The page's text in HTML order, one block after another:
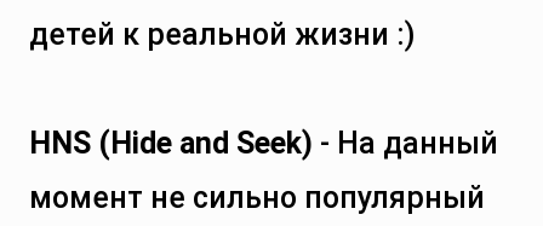
детей к реальной жизни :)
HNS (Hide and Seek) - На данный
момент не сильно популярный